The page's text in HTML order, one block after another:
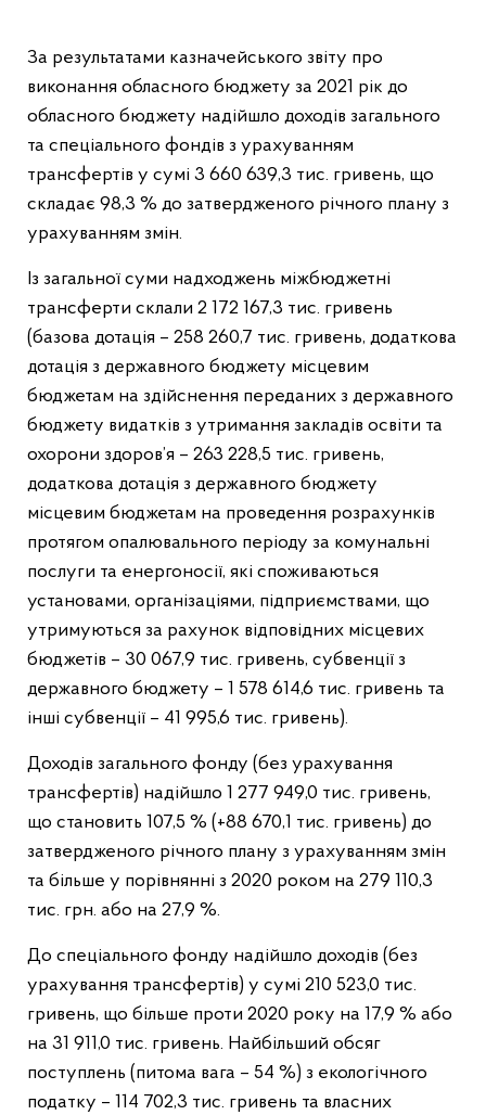
За результатами казначейського звіту про
виконання обласного бюджету за 2021 рік до
обласного бюджету надійшло доходів загального
та спеціального фондів з урахуванням
трансфертів у сумі 3 660 639,3 тис. гривень, що
складає 98,3 % до затвердженого річного плану з
урахуванням змін.
Із загальної суми надходжень міжбюджетні
трансферти склали 2 172 167,3 тис. гривень
(базова дотація – 258 260,7 тис. гривень, додаткова
дотація з державного бюджету місцевим
бюджетам на здійснення переданих з державного
бюджету видатків з утримання закладів освіти та
охорони здоров’я – 263 228,5 тис. гривень,
додаткова дотація з державного бюджету
місцевим бюджетам на проведення розрахунків
протягом опалювального періоду за комунальні
послуги та енергоносії, які споживаються
установами, організаціями, підприємствами, що
утримуються за рахунок відповідних місцевих
бюджетів – 30 067,9 тис. гривень, субвенції з
державного бюджету – 1 578 614,6 тис. гривень та
інші субвенції – 41 995,6 тис. гривень).
Доходів загального фонду (без урахування
трансфертів) надійшло 1 277 949,0 тис. гривень,
що становить 107,5 % (+88 670,1 тис. гривень) до
затвердженого річного плану з урахуванням змін
та більше у порівнянні з 2020 роком на 279 110,3
тис. грн. або на 27,9 %.
До спеціального фонду надійшло доходів (без
урахування трансфертів) у сумі 210 523,0 тис.
гривень, що більше проти 2020 року на 17,9 % або
на 31 911,0 тис. гривень. Найбільший обсяг
поступлень (питома вага – 54 %) з екологічного
податку – 114 702,3 тис. гривень та власних